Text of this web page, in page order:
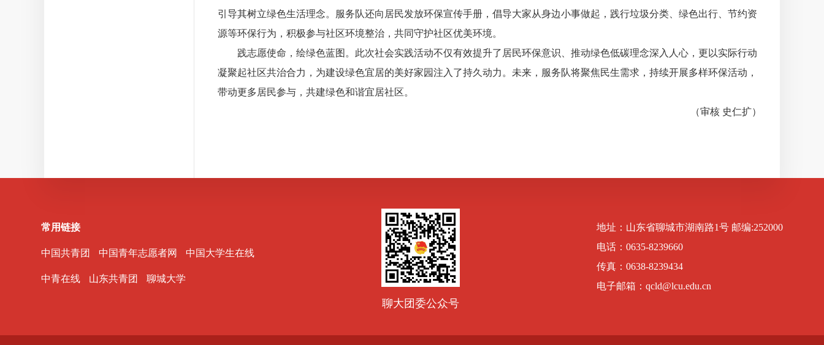
引导其树立绿色生活理念。服务队还向居民发放环保宣传手册，倡导大家从身边小事做起，践行垃圾分类、绿色出行、节约资
源等环保行为，积极参与社区环境整治，共同守护社区优美环境。
践志愿使命，绘绿色蓝图。此次社会实践活动不仅有效提升了居民环保意识、推动绿色低碳理念深入人心，更以实际行动
凝聚起社区共治合力，为建设绿色宜居的美好家园注入了持久动力。未来，服务队将聚焦民生需求，持续开展多样环保活动，
带动更多居民参与，共建绿色和谐宜居社区。
（审核 史仁扩）
常用链接
中国共青团 中国青年志愿者网 中国大学生在线
中青在线 山东共青团 聊城大学
聊大团委公众号
地址：山东省聊城市湖南路1号 邮编:252000
电话：0635-8239660
传真：0638-8239434
电子邮箱：qcld@lcu.edu.cn